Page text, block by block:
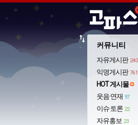
커뮤니티
자유게시판 240
익명게시판 761
HOT 게시물
웃음·연재 97
이슈·토론 22
자유홍보 23
import_export